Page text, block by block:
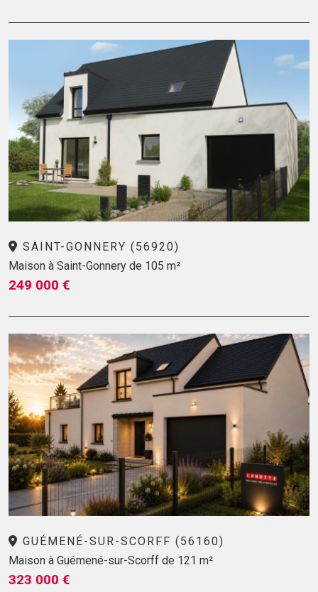
SAINT-GONNERY (56920)
Maison à Saint-Gonnery de 105 m²
249 000 €
GUÉMENÉ-SUR-SCORFF (56160)
Maison à Guémené-sur-Scorff de 121 m²
323 000 €